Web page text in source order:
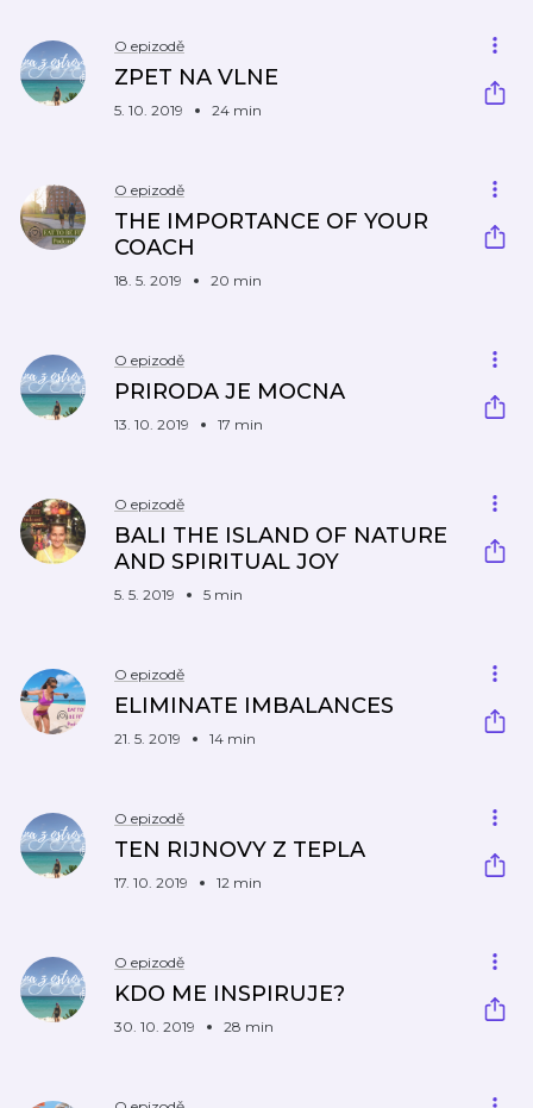
O epizodě
ZPET NA VLNE
5. 10. 2019 24 min
O epizodě
THE IMPORTANCE OF YOUR
COACH
18. 5. 2019 20 min
O epizodě
PRIRODA JE MOCNA
13. 10. 2019 17 min
O epizodě
BALI THE ISLAND OF NATURE
AND SPIRITUAL JOY
5. 5. 2019 5 min
O epizodě
ELIMINATE IMBALANCES
21. 5. 2019 14 min
O epizodě
TEN RIJNOVY Z TEPLA
17. 10. 2019 12 min
O epizodě
KDO ME INSPIRUJE?
30. 10. 2019 28 min